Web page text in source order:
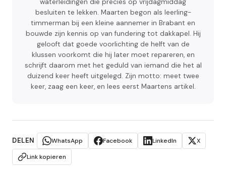
besluiten te lekken. Maarten begon als leerling-
timmerman bij een kleine aannemer in Brabant en
bouwde zijn kennis op van fundering tot dakkapel. Hij
gelooft dat goede voorlichting de helft van de
klussen voorkomt die hij later moet repareren, en
schrijft daarom met het geduld van iemand die het al
duizend keer heeft uitgelegd. Zijn motto: meet twee
keer, zaag een keer, en lees eerst Maartens artikel.
DELEN WhatsApp Facebook LinkedIn
X
Link kopieren